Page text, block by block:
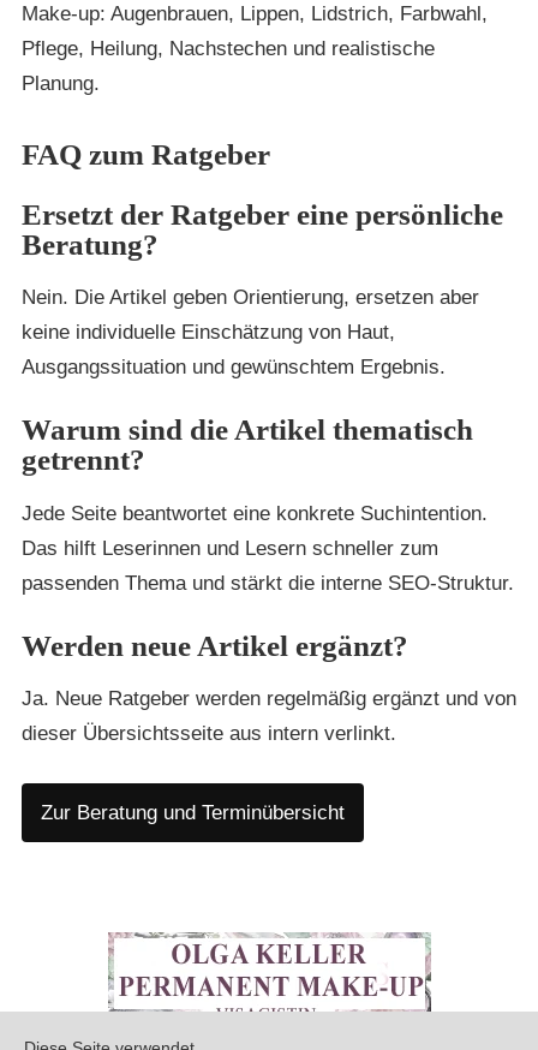
Make-up: Augenbrauen, Lippen, Lidstrich, Farbwahl,
Pflege, Heilung, Nachstechen und realistische
Planung.
FAQ zum Ratgeber
Ersetzt der Ratgeber eine persönliche
Beratung?
Nein. Die Artikel geben Orientierung, ersetzen aber
keine individuelle Einschätzung von Haut,
Ausgangssituation und gewünschtem Ergebnis.
Warum sind die Artikel thematisch
getrennt?
Jede Seite beantwortet eine konkrete Suchintention.
Das hilft Leserinnen und Lesern schneller zum
passenden Thema und stärkt die interne SEO-Struktur.
Werden neue Artikel ergänzt?
Ja. Neue Ratgeber werden regelmäßig ergänzt und von
dieser Übersichtsseite aus intern verlinkt.
Zur Beratung und Terminübersicht